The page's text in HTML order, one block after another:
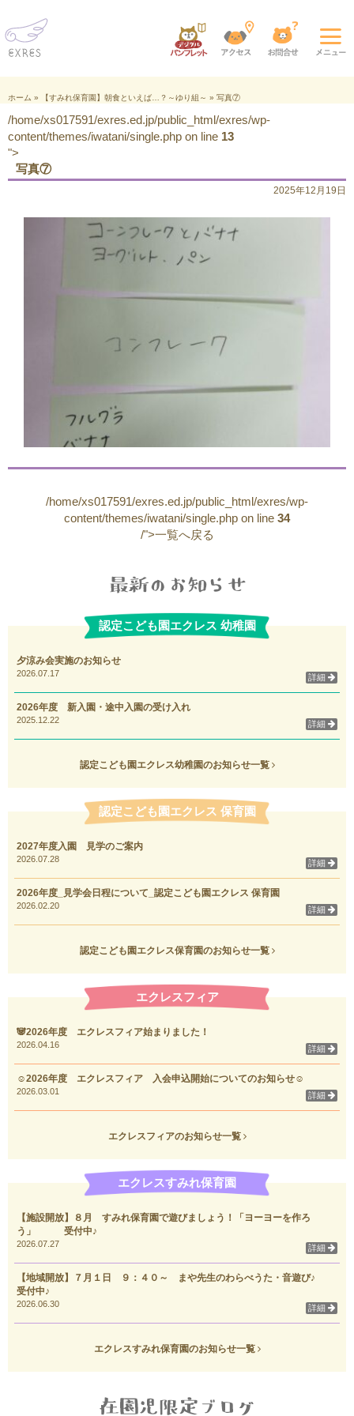
ホーム » 【すみれ保育園】朝食といえば…？～ゆり組～ » 写真⑦
/home/xs017591/exres.ed.jp/public_html/exres/wp-
content/themes/iwatani/single.php on line 13
">
写真⑦
2025年12月19日
/home/xs017591/exres.ed.jp/public_html/exres/wp-
content/themes/iwatani/single.php on line 34
/">一覧へ戻る
認定こども園エクレス 幼稚園
夕涼み会実施のお知らせ
2026.07.17 詳細
2026年度 新入園・途中入園の受け入れ
2025.12.22 詳細
認定こども園エクレス幼稚園のお知らせ一覧
認定こども園エクレス 保育園
2027年度入園 見学のご案内
2026.07.28 詳細
2026年度_見学会日程について_認定こども園エクレス 保育園
2026.02.20 詳細
認定こども園エクレス保育園のお知らせ一覧
エクレスフィア
🐼2026年度 エクレスフィア始まりました！
2026.04.16 詳細
☺2026年度 エクレスフィア 入会申込開始についてのお知らせ☺
2026.03.01 詳細
エクレスフィアのお知らせ一覧
エクレスすみれ保育園
【施設開放】８月 すみれ保育園で遊びましょう！「ヨーヨーを作ろ
う」 受付中♪
2026.07.27 詳細
【地域開放】７月１日 ９：４０～ まや先生のわらべうた・音遊び♪
受付中♪
2026.06.30 詳細
エクレスすみれ保育園のお知らせ一覧